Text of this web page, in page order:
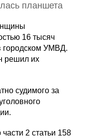
планшета
16 тысяч
городском УМВД.
решил их
судимого за
2 статьи 158